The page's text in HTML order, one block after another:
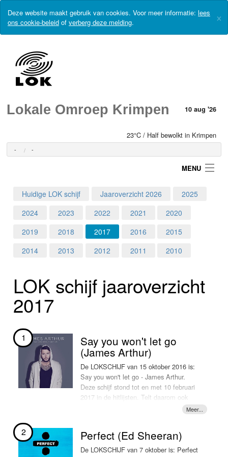
Deze website maakt gebruik van cookies. Voor meer informatie: lees
ons cookie-beleid of verberg deze melding. ×
Lokale Omroep Krimpen 10 aug '26
23°C / Half bewolkt in Krimpen
- -
MENU
Home
Programma's
Nieuws
Foto's
Video
Webcam
Vacatures
Huidige LOK schijf Jaaroverzicht 2026
2025
2024
2023 2022 2021
2020
2019
2018 2017 2016
2015
2014
2013 2012 2011 2010
LOK schijf jaar­over­zicht
2017
1 Say you won't let go
(James Arthur)
De LOKSCHIJF van 15 oktober 2016 is:
Say you won't let go - James Arthur.
Deze schijf stond tot en met 10 februari
2017 in de hitlijsten. Telt daarom ook
nog mee voor het LOKschijf hitoverzicht
2017!!
2 Perfect (Ed Sheeran)
De LOKSCHIJF van 7 oktober is: Perfect